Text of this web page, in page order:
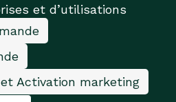
et d’utilisations
Activation marketing